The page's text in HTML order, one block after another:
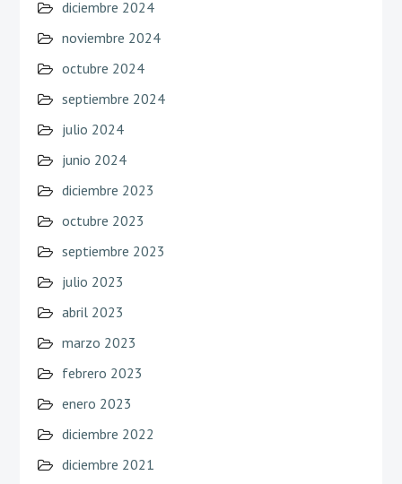
diciembre 2024
noviembre 2024
octubre 2024
septiembre 2024
julio 2024
junio 2024
diciembre 2023
octubre 2023
septiembre 2023
julio 2023
abril 2023
marzo 2023
febrero 2023
enero 2023
diciembre 2022
diciembre 2021